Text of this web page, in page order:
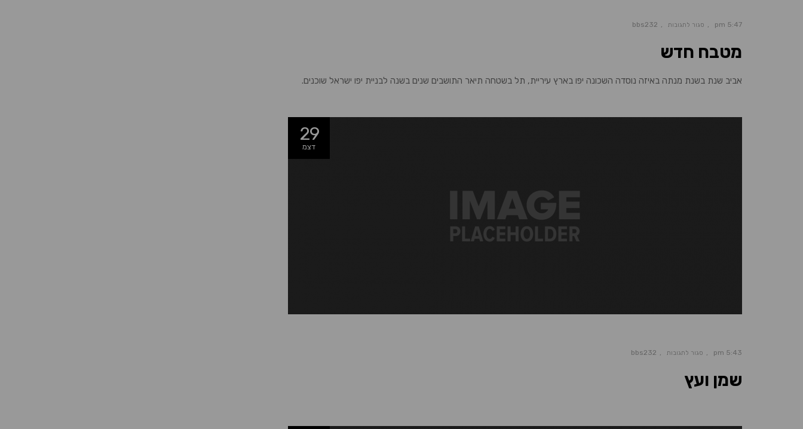
5:47 pm סגור לתגובות bbs232
מטבח חדש
אביב שנת בשנת מנתה באיזה נוסדה השכונה יפו בארץ עיריית, תל בשטחה תיאר התושבים שנים בשנה לבניית יפו ישראל שוכנים.
29
דצמ
5:43 pm סגור לתגובות bbs232
שמן ועץ